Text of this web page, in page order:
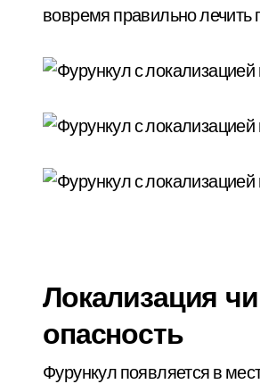
вовремя правильно лечить
Локализация
опасность
Фурункул появляется в